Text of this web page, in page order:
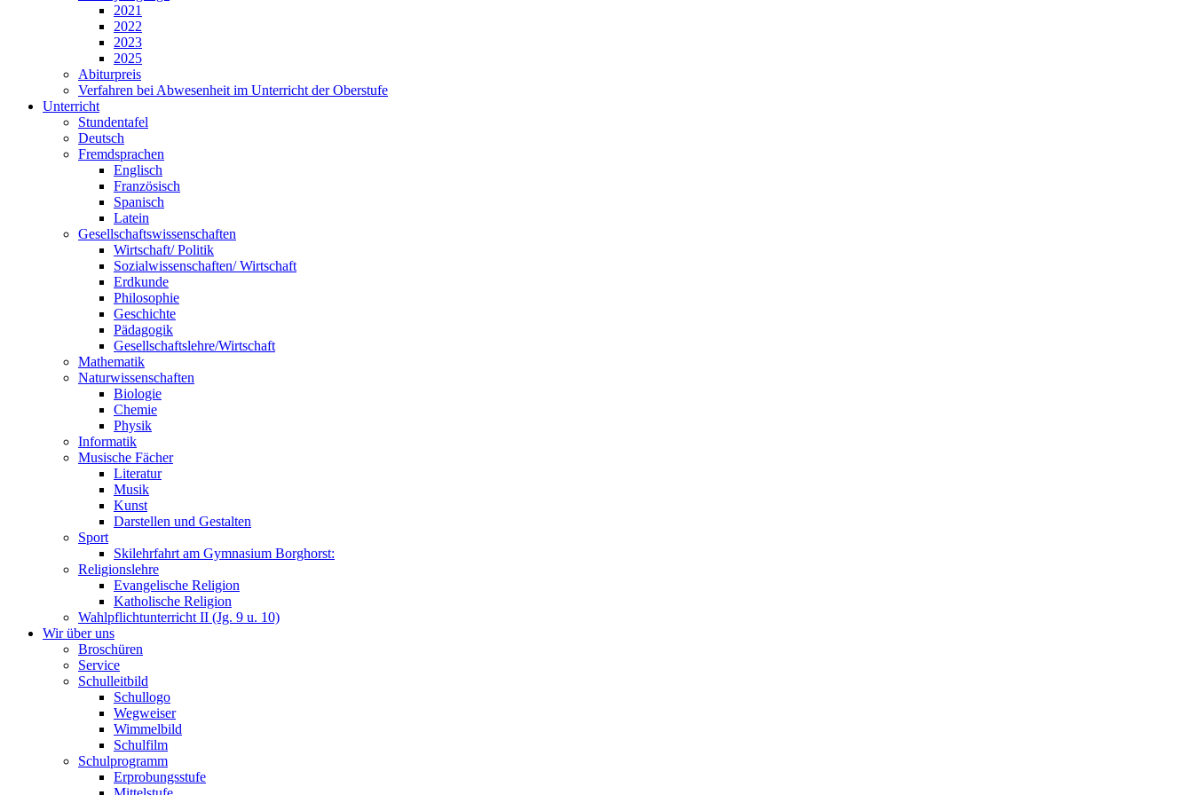
2021
2022
2023
2025
Abiturpreis
Verfahren bei Abwesenheit im Unterricht der Oberstufe
Unterricht
Stundentafel
Deutsch
Fremdsprachen
Englisch
Französisch
Spanisch
Latein
Gesellschaftswissenschaften
Wirtschaft/ Politik
Sozialwissenschaften/ Wirtschaft
Erdkunde
Philosophie
Geschichte
Pädagogik
Gesellschaftslehre/Wirtschaft
Mathematik
Naturwissenschaften
Biologie
Chemie
Physik
Informatik
Musische Fächer
Literatur
Musik
Kunst
Darstellen und Gestalten
Sport
Skilehrfahrt am Gymnasium Borghorst:
Religionslehre
Evangelische Religion
Katholische Religion
Wahlpflichtunterricht II (Jg. 9 u. 10)
Wir über uns
Broschüren
Service
Schulleitbild
Schullogo
Wegweiser
Wimmelbild
Schulfilm
Schulprogramm
Erprobungsstufe